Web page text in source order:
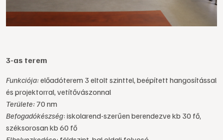
3-as terem
Funkciója:előadóterem 3 eltolt szinttel, beépített hangosítással
és projektorral, vetítővászonnal
Területe:70 nm
Befogadókészség: iskolarend-szerűen berendezve kb 30 fő,
széksorosan kb 60 fő